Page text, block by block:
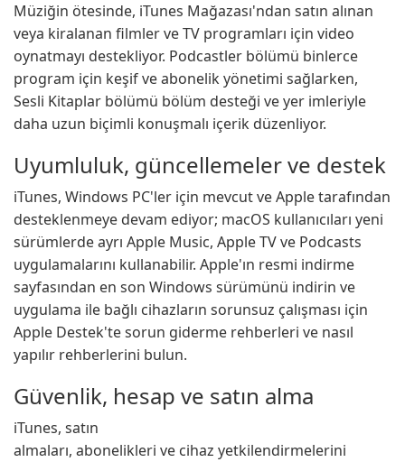
Müziğin ötesinde, iTunes Mağazası'ndan satın alınan
veya kiralanan filmler ve TV programları için video
oynatmayı destekliyor. Podcastler bölümü binlerce
program için keşif ve abonelik yönetimi sağlarken,
Sesli Kitaplar bölümü bölüm desteği ve yer imleriyle
daha uzun biçimli konuşmalı içerik düzenliyor.
Uyumluluk, güncellemeler ve destek
iTunes, Windows PC'ler için mevcut ve Apple tarafından
desteklenmeye devam ediyor; macOS kullanıcıları yeni
sürümlerde ayrı Apple Music, Apple TV ve Podcasts
uygulamalarını kullanabilir. Apple'ın resmi indirme
sayfasından en son Windows sürümünü indirin ve
uygulama ile bağlı cihazların sorunsuz çalışması için
Apple Destek'te sorun giderme rehberleri ve nasıl
yapılır rehberlerini bulun.
Güvenlik, hesap ve satın alma
iTunes, satın
almaları, abonelikleri ve cihaz yetkilendirmelerini